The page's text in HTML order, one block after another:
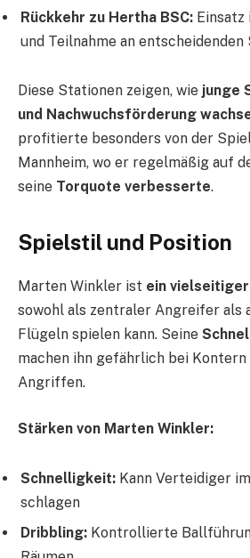
Rückkehr zu Hertha BSC: Einsatz
und Teilnahme an entscheidenden
Diese Stationen zeigen, wie junge
und Nachwuchsförderung
profitierte besonders von der
Mannheim, wo er regelmäßig auf
seine Torquote verbesserte.
Spielstil und Position
Marten Winkler ist ein
sowohl als zentraler Angreifer als
Flügeln spielen kann. Seine
machen ihn gefährlich bei
Angriffen.
Stärken von Marten Winkler:
Schnelligkeit: Kann Verteidiger
schlagen
Dribbling: Kontrollierte